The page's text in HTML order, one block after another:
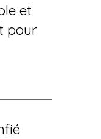
et
pour